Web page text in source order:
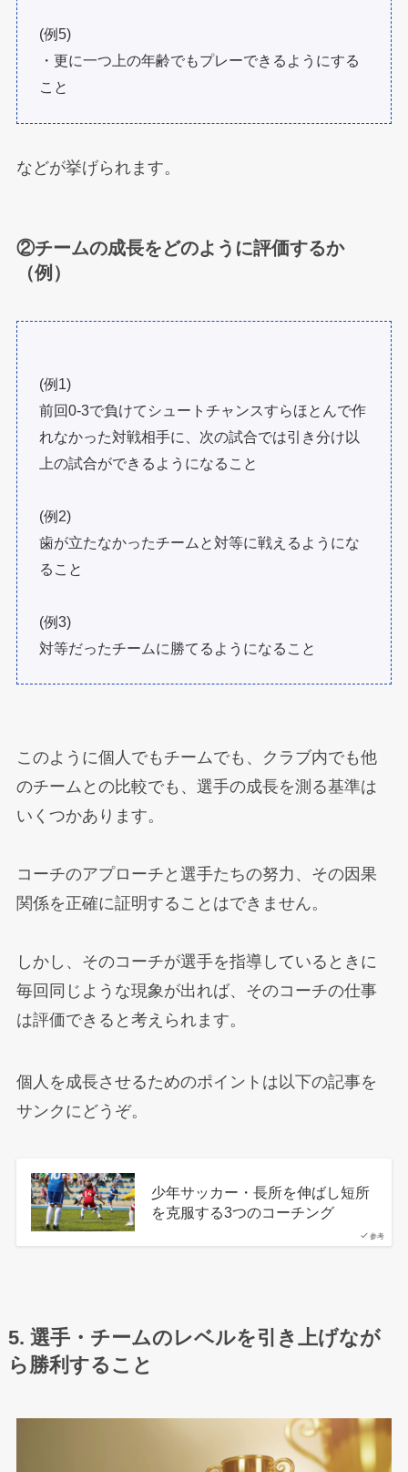
(例5)
・更に一つ上の年齢でもプレーできるようにする
こと
などが挙げられます。
②チームの成長をどのように評価するか
（例）
(例1)
前回0-3で負けてシュートチャンスすらほとんで作
れなかった対戦相手に、次の試合では引き分け以
上の試合ができるようになること
(例2)
歯が立たなかったチームと対等に戦えるようにな
ること
(例3)
対等だったチームに勝てるようになること
このように個人でもチームでも、クラブ内でも他
のチームとの比較でも、選手の成長を測る基準は
いくつかあります。
コーチのアプローチと選手たちの努力、その因果
関係を正確に証明することはできません。
しかし、そのコーチが選手を指導しているときに
毎回同じような現象が出れば、そのコーチの仕事
は評価できると考えられます。
個人を成長させるためのポイントは以下の記事を
サンクにどうぞ。
参考
少年サッカー・長所を伸ばし短所
を克服する3つのコーチング
5. 選手・チームのレベルを引き上げなが
ら勝利すること